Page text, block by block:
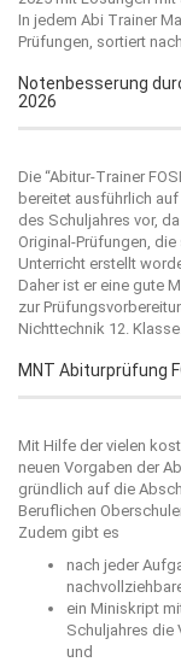
In jedem Abi Trainer
Prüfungen, sortiert
Notenbesserung
2026
Die “Abitur-Trainer
bereitet ausführlich
des Schuljahres vor,
Original-Prüfungen,
Unterricht erstellt
Daher ist er eine gute
zur
Nichttechnik 12. Klasse.
MNT Abiturprüfung
Mit Hilfe der vielen
neuen Vorgaben der
gründlich auf die
Beruflichen
Zudem gibt es
nach jeder
ein Miniskript
Schuljahres die
und